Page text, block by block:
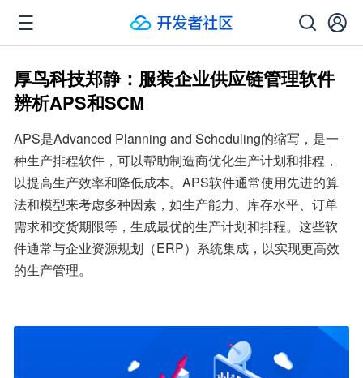
厚鸟科技郑静：服装企业供应链管理软件
辨析APS和SCM
APS是Advanced Planning and Scheduling的缩写，是一
种生产排程软件，可以帮助制造商优化生产计划和排程，
以提高生产效率和降低成本。APS软件通常使用先进的算
法和模型来考虑多种因素，如生产能力、库存水平、订单
需求和交货期限等，生成最优的生产计划和排程。这些软
件通常与企业资源规划（ERP）系统集成，以实现更高效
的生产管理。